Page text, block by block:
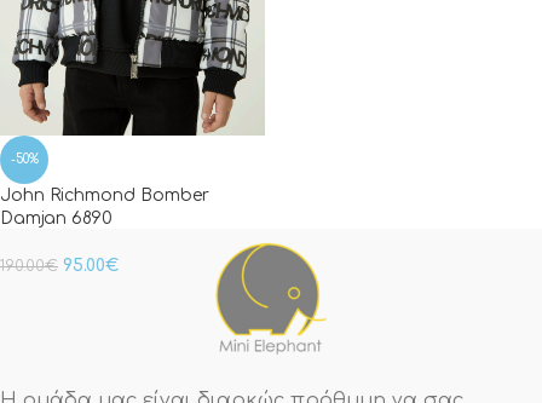
-50%
John Richmond Bomber
Damjan 6890
190.00€ 95.00€